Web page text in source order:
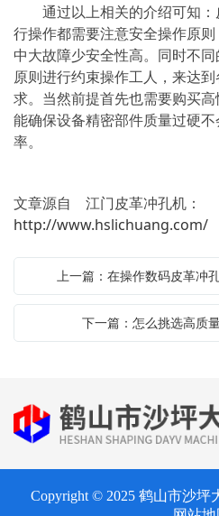
通过以上相关的介绍可知：
行操作都需要注意安全操作原
中大故障少安全性高。同时不
原则进行约束操作工人，来达
求。当然前提首先也需要购买
能确保设备精密部件质量过硬
率。
文章源自 江门皮革冲孔机：
http://www.hslichuang.com/
上一篇：在操作数码皮革冲
下一篇：怎么挑选高质
Copyright © 2025 鹤山市沙